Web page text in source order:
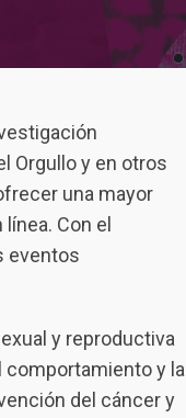
Orgullo y en otros
una mayor
Con el
eventos
y reproductiva
comportamiento y la
del cáncer y